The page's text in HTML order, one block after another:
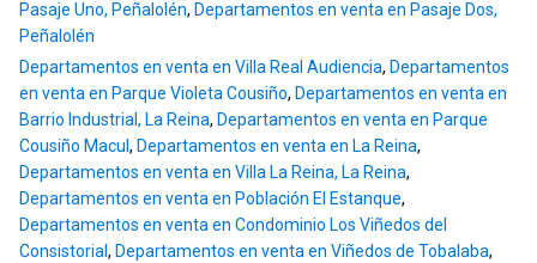
Pasaje Uno, Peñalolén, Departamentos en venta en Pasaje Dos,
Peñalolén
Departamentos en venta en Villa Real Audiencia, Departamentos
en venta en Parque Violeta Cousiño, Departamentos en venta en
Barrio Industrial, La Reina, Departamentos en venta en Parque
Cousiño Macul , Departamentos en venta en La Reina,
Departamentos en venta en Villa La Reina, La Reina,
Departamentos en venta en Población El Estanque,
Departamentos en venta en Condominio Los Viñedos del
Consistorial, Departamentos en venta en Viñedos de Tobalaba,